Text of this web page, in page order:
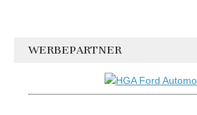
WERBEPARTNER